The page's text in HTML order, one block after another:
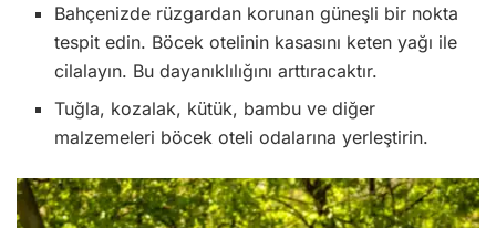
Bahçenizde rüzgardan korunan güneşli bir nokta
tespit edin. Böcek otelinin kasasını keten yağı ile
cilalayın. Bu dayanıklılığını arttıracaktır.
Tuğla, kozalak, kütük, bambu ve diğer
malzemeleri böcek oteli odalarına yerleştirin.